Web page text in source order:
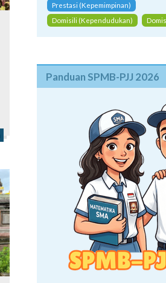
Prestasi (Kepemimpinan)
Domisili (Kependudukan)
Panduan SPMB-PJJ 2026